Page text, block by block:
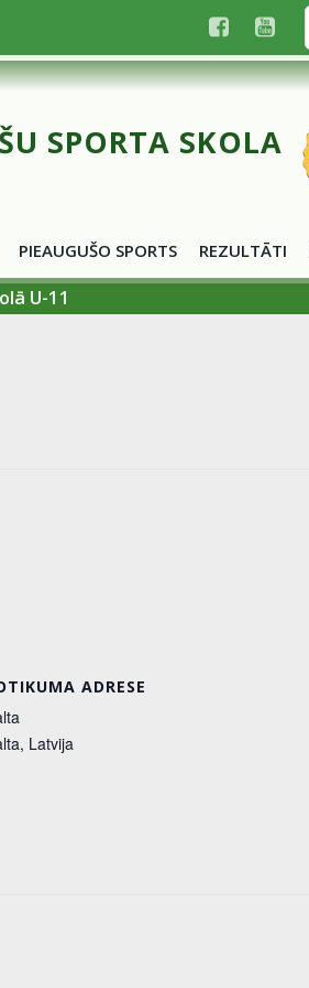
SPORTA SKOLA
PIEAUGUŠO SPORTS REZULTĀTI
U-11
ADRESE
, Latvija